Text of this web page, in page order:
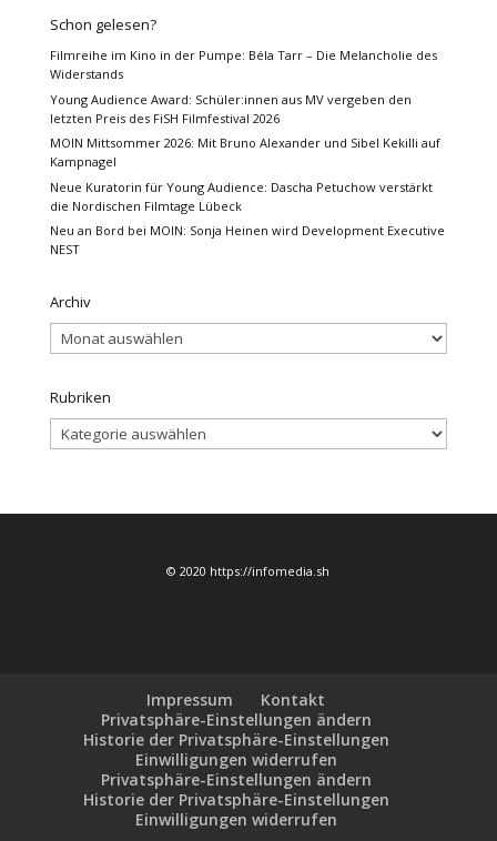
Schon gelesen?
Filmreihe im Kino in der Pumpe: Béla Tarr – Die Melancholie des
Widerstands
Young Audience Award: Schüler:innen aus MV vergeben den
letzten Preis des FiSH Filmfestival 2026
MOIN Mittsommer 2026: Mit Bruno Alexander und Sibel Kekilli auf
Kampnagel
Neue Kuratorin für Young Audience: Dascha Petuchow verstärkt
die Nordischen Filmtage Lübeck
Neu an Bord bei MOIN: Sonja Heinen wird Development Executive
NEST
Archiv
Archiv
Rubriken
Rubriken
© 2020 https://infomedia.sh
Impressum
Kontakt
Privatsphäre-Einstellungen ändern
Historie der Privatsphäre-Einstellungen
Einwilligungen widerrufen
Privatsphäre-Einstellungen ändern
Historie der Privatsphäre-Einstellungen
Einwilligungen widerrufen